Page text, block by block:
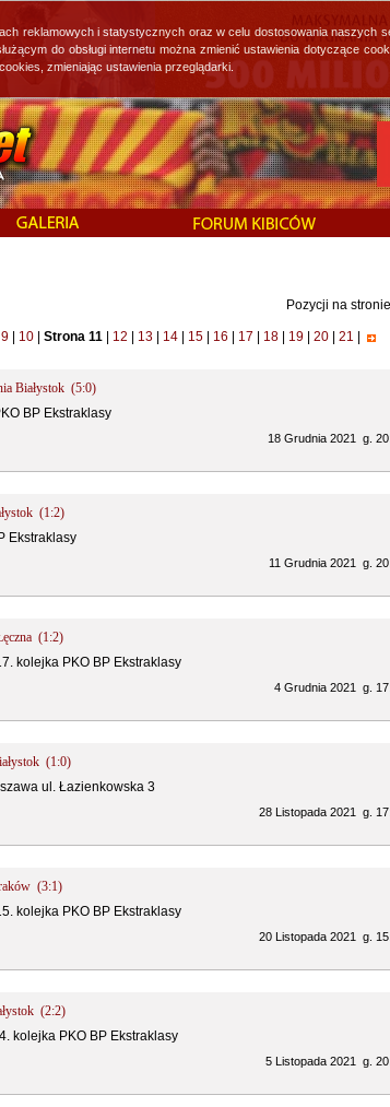
Pozycji na
9 10 Strona 11 12 13 14 15 16 17 18 19 20 21
Białystok (5:0)
BP Ekstraklasy
18 Grudnia 2021 g.
(1:2)
Ekstraklasy
11 Grudnia 2021 g.
(1:2)
kolejka PKO BP Ekstraklasy
4 Grudnia 2021 g.
(1:0)
ul. Łazienkowska 3
28 Listopada 2021 g.
(3:1)
kolejka PKO BP Ekstraklasy
20 Listopada 2021 g.
(2:2)
kolejka PKO BP Ekstraklasy
5 Listopada 2021 g.
reklamowych i statystycznych oraz w celu dostosowania naszych
do obsługi internetu można zmienić ustawienia dotyczące
zmieniając ustawienia przeglądarki.